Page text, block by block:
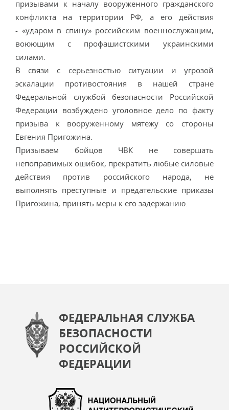
призывами к началу вооруженного гражданского
конфликта на территории РФ, а его действия
- «ударом в спину» российским военнослужащим,
воюющим с профашистскими украинскими
силами.
В связи с серьезностью ситуации и угрозой
эскалации противостояния в нашей стране
Федеральной службой безопасности Российской
Федерации возбуждено уголовное дело по факту
призыва к вооруженному мятежу со стороны
Евгения Пригожина.
Призываем бойцов ЧВК не совершать
непоправимых ошибок, прекратить любые силовые
действия против российского народа, не
выполнять преступные и предательские приказы
Пригожина, принять меры к его задержанию.
ФЕДЕРАЛЬНАЯ СЛУЖБА
БЕЗОПАСНОСТИ
РОССИЙСКОЙ
ФЕДЕРАЦИИ